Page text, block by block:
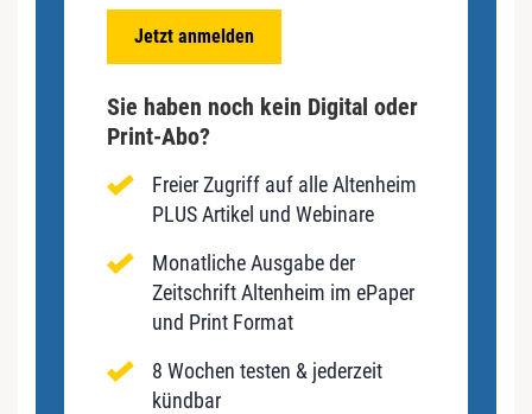
Jetzt anmelden
Sie haben noch kein Digital oder
Print-Abo?
Freier Zugriff auf alle Altenheim
PLUS Artikel und Webinare
Monatliche Ausgabe der
Zeitschrift Altenheim im ePaper
und Print Format
8 Wochen testen & jederzeit
kündbar